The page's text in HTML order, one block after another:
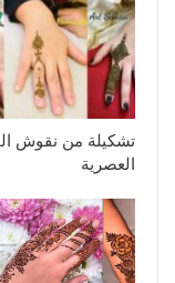
تشكيلة من نقوش
العصرية